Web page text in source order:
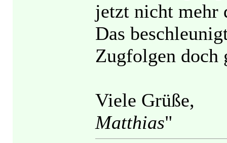
jetzt nicht mehr
Das
Zugfolgen doch
Viele Grüße,
Matthias"